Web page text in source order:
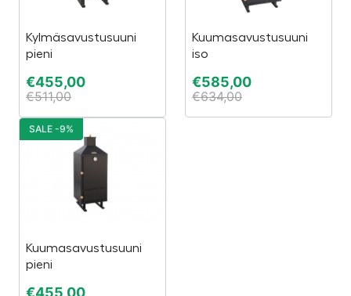
Kylmäsavustusuuni
pieni
€455,00
€511,00
Kuumasavustusuuni
iso
€585,00
€634,00
Kuumasavustusuuni
pieni
€455,00
SALE -9%